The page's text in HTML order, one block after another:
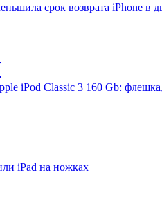
срок возврата iPhone в
iPod Classic 3 160 Gb:
iPad на ножках